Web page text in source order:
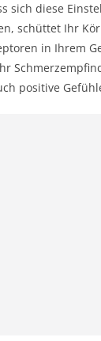
sich diese
schüttet Ihr
in Ihrem
positive